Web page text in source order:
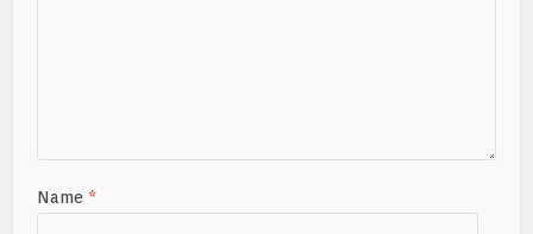
Name*